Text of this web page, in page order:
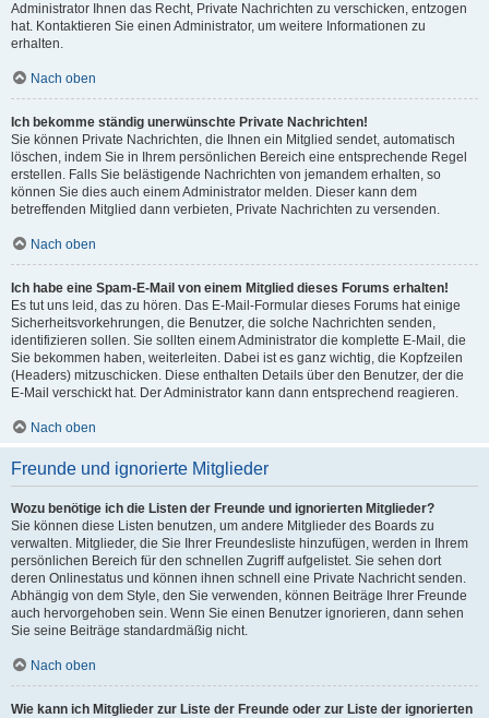
Administrator Ihnen das Recht, Private Nachrichten zu verschicken, entzogen
hat. Kontaktieren Sie einen Administrator, um weitere Informationen zu
erhalten.
Nach oben
Ich bekomme ständig unerwünschte Private Nachrichten!
Sie können Private Nachrichten, die Ihnen ein Mitglied sendet, automatisch
löschen, indem Sie in Ihrem persönlichen Bereich eine entsprechende Regel
erstellen. Falls Sie belästigende Nachrichten von jemandem erhalten, so
können Sie dies auch einem Administrator melden. Dieser kann dem
betreffenden Mitglied dann verbieten, Private Nachrichten zu versenden.
Nach oben
Ich habe eine Spam-E-Mail von einem Mitglied dieses Forums erhalten!
Es tut uns leid, das zu hören. Das E-Mail-Formular dieses Forums hat einige
Sicherheitsvorkehrungen, die Benutzer, die solche Nachrichten senden,
identifizieren sollen. Sie sollten einem Administrator die komplette E-Mail, die
Sie bekommen haben, weiterleiten. Dabei ist es ganz wichtig, die Kopfzeilen
(Headers) mitzuschicken. Diese enthalten Details über den Benutzer, der die
E-Mail verschickt hat. Der Administrator kann dann entsprechend reagieren.
Nach oben
Freunde und ignorierte Mitglieder
Wozu benötige ich die Listen der Freunde und ignorierten Mitglieder?
Sie können diese Listen benutzen, um andere Mitglieder des Boards zu
verwalten. Mitglieder, die Sie Ihrer Freundesliste hinzufügen, werden in Ihrem
persönlichen Bereich für den schnellen Zugriff aufgelistet. Sie sehen dort
deren Onlinestatus und können ihnen schnell eine Private Nachricht senden.
Abhängig von dem Style, den Sie verwenden, können Beiträge Ihrer Freunde
auch hervorgehoben sein. Wenn Sie einen Benutzer ignorieren, dann sehen
Sie seine Beiträge standardmäßig nicht.
Nach oben
Wie kann ich Mitglieder zur Liste der Freunde oder zur Liste der ignorierten